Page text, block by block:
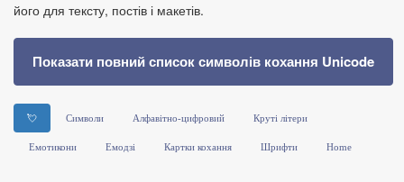
його для тексту, постів і макетів.
Показати повний список символів кохання Unicode
💘 Символи Алфавітно-цифровий Круті літери
Емотикони Емодзі Картки кохання Шрифти Home